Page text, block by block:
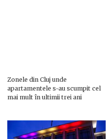
Zonele din Cluj unde
apartamentele s-au scumpit cel
mai mult în ultimii trei ani